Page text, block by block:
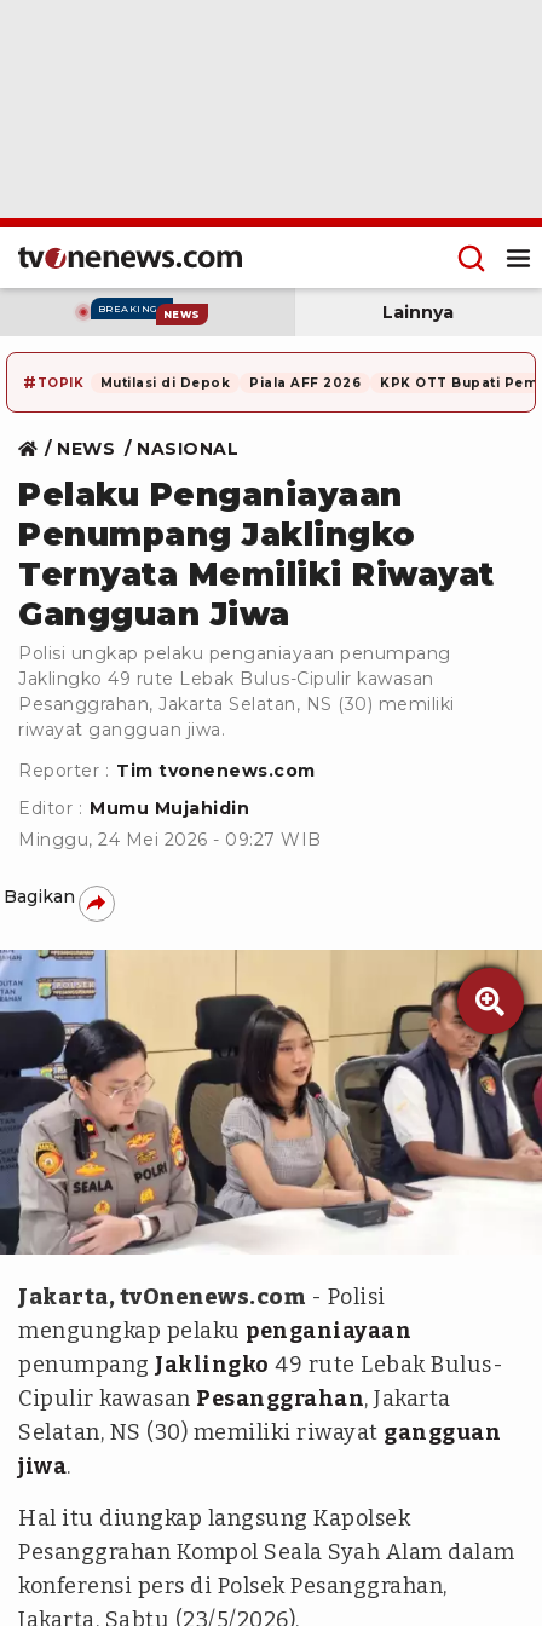
BREAKING NEWS Lainnya
# TOPIK Mutilasi di Depok Piala AFF 2026 KPK OTT Bupati
NEWS NASIONAL
Pelaku Penganiayaan
Penumpang Jaklingko
Ternyata Memiliki Riwayat
Gangguan Jiwa
Polisi ungkap pelaku penganiayaan penumpang
Jaklingko 49 rute Lebak Bulus-Cipulir kawasan
Pesanggrahan, Jakarta Selatan, NS (30) memiliki
riwayat gangguan jiwa.
Reporter : Tim tvonenews.com
Editor : Mumu Mujahidin
Minggu, 24 Mei 2026 - 09:27 WIB
Bagikan

ANTARA/Luthfia Miranda Putri.
Jakarta, tvOnenews.com - Polisi
mengungkap pelaku penganiayaan
penumpang Jaklingko 49 rute Lebak Bulus-
Cipulir kawasan Pesanggrahan, Jakarta
Selatan, NS (30) memiliki riwayat gangguan
jiwa.
Hal itu diungkap langsung Kapolsek
Pesanggrahan Kompol Seala Syah Alam dalam
konferensi pers di Polsek Pesanggrahan,
Jakarta, Sabtu (23/5/2026).